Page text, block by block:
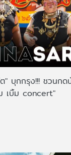
บุกกรุง!!! ชวนกดบั
เบิ้ม concert"